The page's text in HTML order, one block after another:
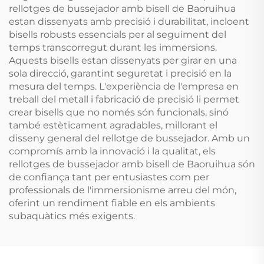
rellotges de bussejador amb bisell de Baoruihua
estan dissenyats amb precisió i durabilitat, incloent
bisells robusts essencials per al seguiment del
temps transcorregut durant les immersions.
Aquests bisells estan dissenyats per girar en una
sola direcció, garantint seguretat i precisió en la
mesura del temps. L'experiència de l'empresa en
treball del metall i fabricació de precisió li permet
crear bisells que no només són funcionals, sinó
també estèticament agradables, millorant el
disseny general del rellotge de bussejador. Amb un
compromís amb la innovació i la qualitat, els
rellotges de bussejador amb bisell de Baoruihua són
de confiança tant per entusiastes com per
professionals de l'immersionisme arreu del món,
oferint un rendiment fiable en els ambients
subaquàtics més exigents.